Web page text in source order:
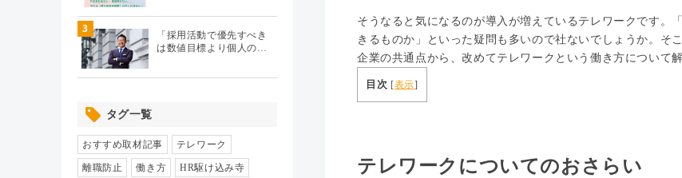
そうなると気になるのが導入が増えているテレワークです。
きるものか」といった疑問も多いので社ないでしょうか。そ
企業の共通点から、改めてテレワークという働き方について
目次 [表示]
テレワークについてのおさらい
パフォーマンス管理（112）
HR駆け込み寺
HRの基本（33）
3
「採用活動で優先すべき
は数値目標より個人の…
タグ一覧
おすすめ取材記事 テレワーク
離職防止 働き方 HR駆け込み寺